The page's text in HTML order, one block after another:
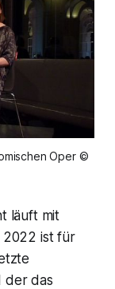
Oper ©
läuft mit
2022 ist für
der das